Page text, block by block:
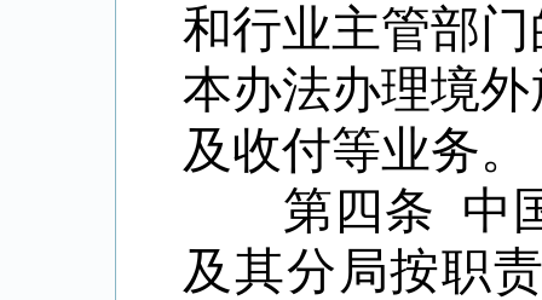
和行业主管部
本办法办理境
及收付等业务。
第四条 中国
及其分局按职